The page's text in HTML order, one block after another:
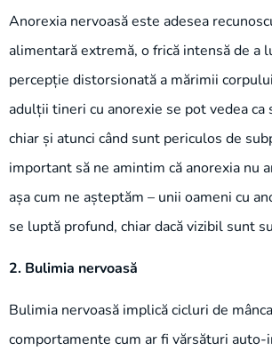
Anorexia nervoasă este adesea
alimentară extremă, o frică intensă de a
percepție distorsionată a mărimii
adulții tineri cu anorexie se pot vedea ca
chiar și atunci când sunt periculos de
important să ne amintim că anorexia nu
așa cum ne așteptăm – unii oameni cu
se luptă profund, chiar dacă vizibil sunt
2. Bulimia nervoasă
Bulimia nervoasă implică cicluri de
comportamente cum ar fi vărsături auto-